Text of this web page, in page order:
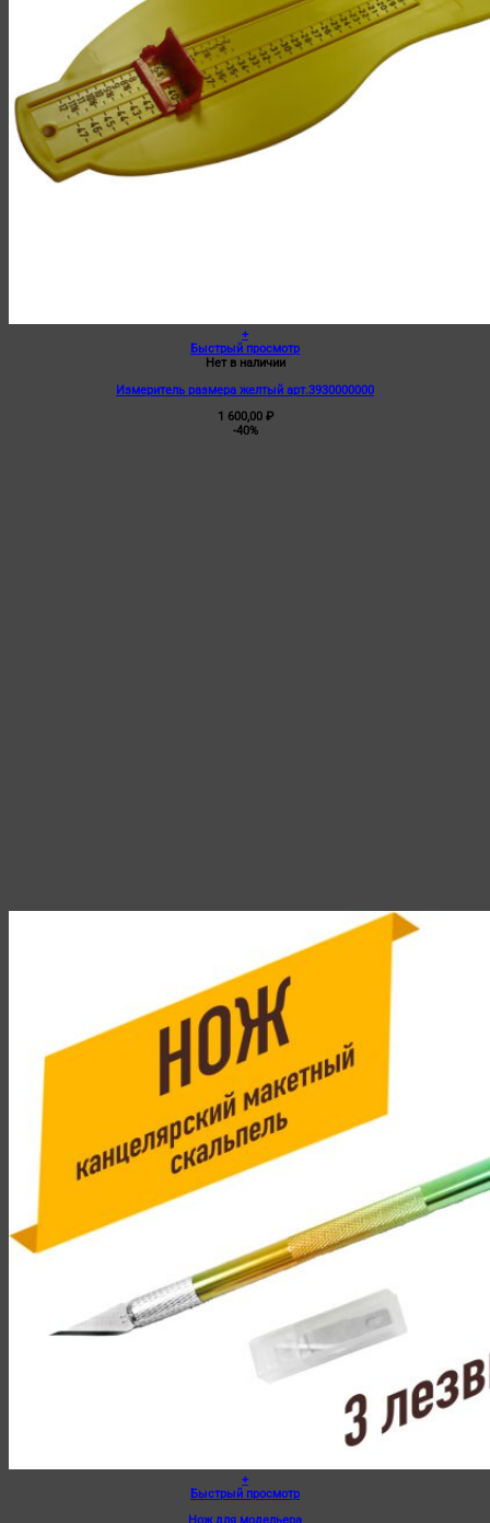
+
Быстрый просмотр
Нет в наличии
Измеритель размера желтый арт.3930000000
1 600,00 ₽
-40%
+
Быстрый просмотр
Нож для модельера